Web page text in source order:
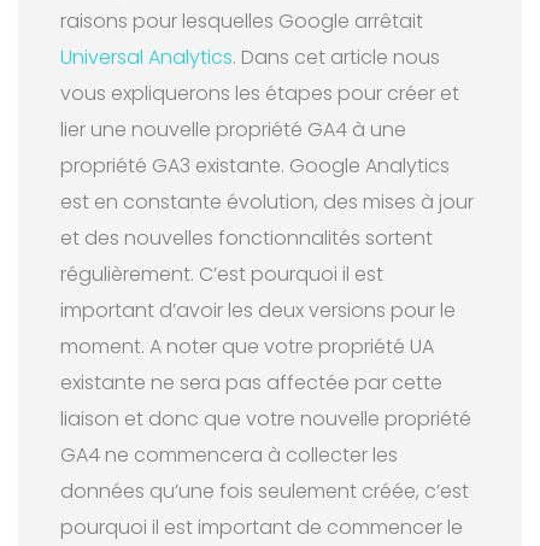
raisons pour lesquelles Google arrêtait
Universal Analytics. Dans cet article nous
vous expliquerons les étapes pour créer et
lier une nouvelle propriété GA4 à une
propriété GA3 existante. Google Analytics
est en constante évolution, des mises à jour
et des nouvelles fonctionnalités sortent
régulièrement. C’est pourquoi il est
important d’avoir les deux versions pour le
moment. A noter que votre propriété UA
existante ne sera pas affectée par cette
liaison et donc que votre nouvelle propriété
GA4 ne commencera à collecter les
données qu’une fois seulement créée, c’est
pourquoi il est important de commencer le